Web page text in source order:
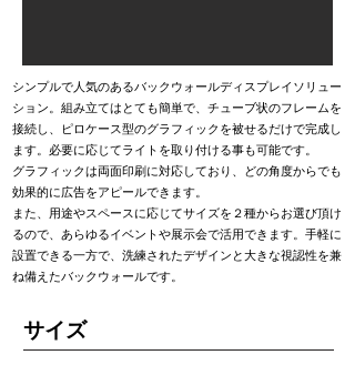
シンプルで人気のあるバックウォールディスプレイソリュー
ション。組み立てはとても簡単で、チューブ状のフレームを
接続し、ピロケース型のグラフィックを被せるだけで完成し
ます。必要に応じてライトを取り付ける事も可能です。
グラフィックは両面印刷に対応しており、どの角度からでも
効果的に広告をアピールできます。
また、用途やスペースに応じてサイズを２種からお選び頂け
るので、あらゆるイベントや展示会で活用できます。手軽に
設置できる一方で、洗練されたデザインと大きな視認性を兼
ね備えたバックウォールです。
​サイズ